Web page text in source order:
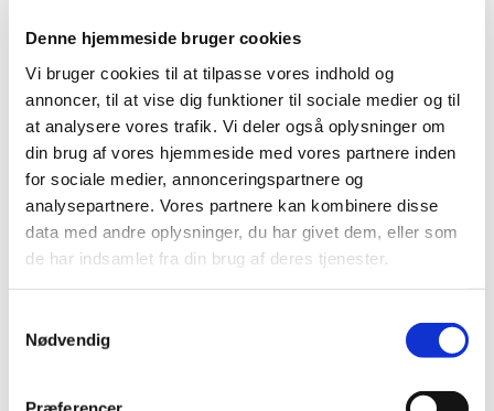
Denne hjemmeside bruger cookies
Vi bruger cookies til at tilpasse vores indhold og
annoncer, til at vise dig funktioner til sociale medier og til
at analysere vores trafik. Vi deler også oplysninger om
din brug af vores hjemmeside med vores partnere inden
for sociale medier, annonceringspartnere og
analysepartnere. Vores partnere kan kombinere disse
data med andre oplysninger, du har givet dem, eller som
de har indsamlet fra din brug af deres tjenester.
Nødvendig
Datoer:
2026: Fredag 15. maj og lørdag 16. maj
2027: Fredag 7. maj og lørdag 8. maj
Hvem kan blive